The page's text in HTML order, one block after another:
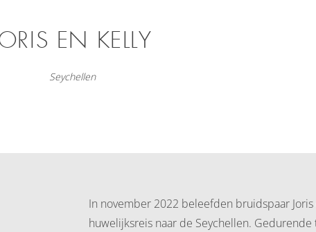
EN KELLY
Seychellen
In november 2022 beleefden bruidspaar
huwelijksreis naar de Seychellen.